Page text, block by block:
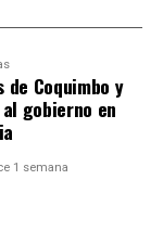
Coquimbo y
gobierno en
1 semana